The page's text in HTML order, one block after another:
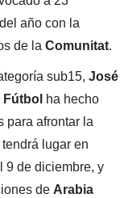
año con la
de la Comunitat.
sub15, José
ha hecho
para afrontar la
lugar en
9 de diciembre, y
de Arabia